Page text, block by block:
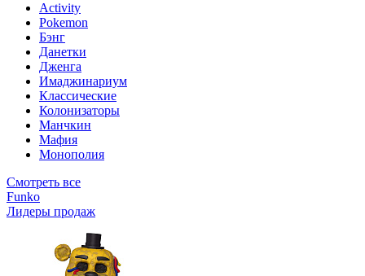
Activity
Pokemon
Бэнг
Данетки
Дженга
Имаджинариум
Классические
Колонизаторы
Манчкин
Мафия
Монополия
Смотреть все
Funko
Лидеры продаж